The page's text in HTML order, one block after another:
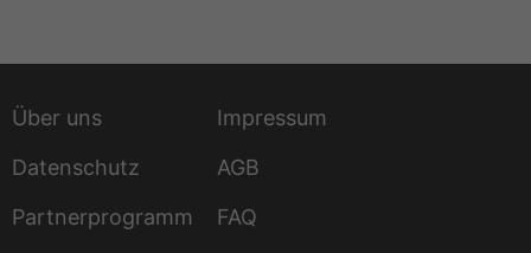
Über uns
Impressum
Datenschutz
AGB
Partnerprogramm
FAQ